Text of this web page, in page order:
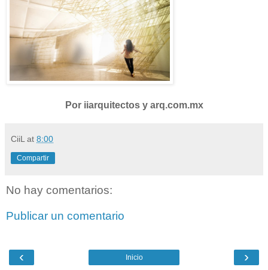
Por iiarquitectos y arq.com.mx
CiiL at 8:00
Compartir
No hay comentarios:
Publicar un comentario
‹ ›
Inicio